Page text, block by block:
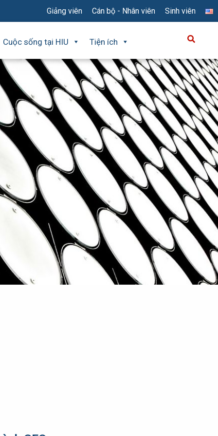
Giảng viên Cán bộ - Nhân viên Sinh viên
Cuộc sống tại HIU Tiện ích